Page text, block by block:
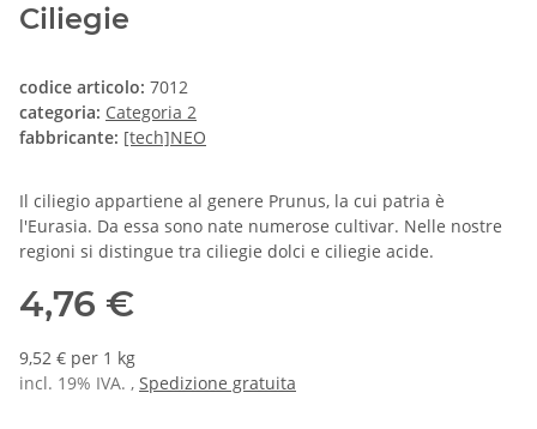
Ciliegie
codice articolo: 7012
categoria: Categoria 2
fabbricante: [tech]NEO
Il ciliegio appartiene al genere Prunus, la cui patria è
l'Eurasia. Da essa sono nate numerose cultivar. Nelle nostre
regioni si distingue tra ciliegie dolci e ciliegie acide.
4,76 €
9,52 € per 1 kg
incl. 19% IVA. , Spedizione gratuita